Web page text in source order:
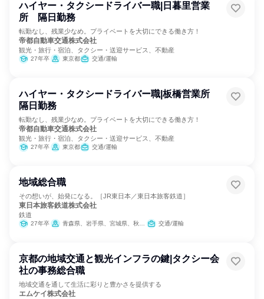
ハイヤー・タクシードライバー職|日暮里営業
所 隔日勤務
転勤なし、残業少なめ。プライベートを大切にできる働き方！
帝都自動車交通株式会社
観光・旅行・宿泊、タクシー・送迎サービス、不動産
27年卒 東京都 交通/運輸
ハイヤー・タクシードライバー職|板橋営業所
隔日勤務
転勤なし、残業少なめ。プライベートを大切にできる働き方！
帝都自動車交通株式会社
観光・旅行・宿泊、タクシー・送迎サービス、不動産
27年卒 東京都 交通/運輸
地域総合職
その想いが、始発になる。［JR東日本／東日本旅客鉄道］
東日本旅客鉄道株式会社
鉄道
27年卒 青森県、岩手県、宮城県、秋田県、山形県、福島県、茨城県、栃木県、群馬県、埼玉県、千葉県、東京都、神奈川県、新潟県、山梨県、長野県、静岡県 交通/運輸
京都の地域交通と観光インフラの鍵|タクシー会
社の事務総合職
地域交通を通して生活に彩りと豊かさを提供する
エムケイ株式会社